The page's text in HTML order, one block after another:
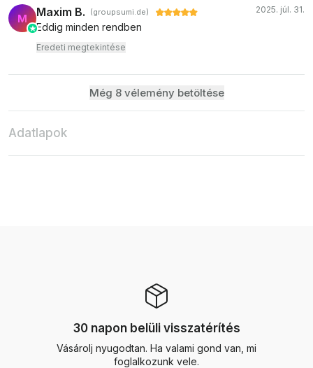
M Maxim B. (groupsumi.de) 2025. júl. 31.
Eddig minden rendben
Eredeti megtekintése
Még 8 vélemény betöltése
Adatlapok
30 napon belüli visszatérítés
Vásárolj nyugodtan. Ha valami gond van, mi
foglalkozunk vele.